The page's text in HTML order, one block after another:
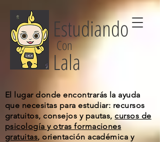
Estudiando
Con
Lala
El lugar donde encontrarás la ayuda
que necesitas para estudiar: recursos
gratuitos, consejos y pautas,cursos de
psicología y otras formaciones
gratuitas, orientación académica y